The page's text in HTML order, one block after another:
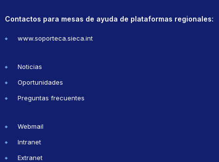
Contactos para mesas de ayuda de plataformas regionales:
www.soporteca.sieca.int
Noticias
Oportunidades
Preguntas frecuentes
Webmail
Intranet
Extranet